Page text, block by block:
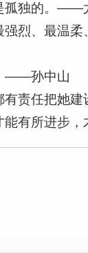
孤独的。——
烈、最温
——孙中山
有责任把她
能有所进步